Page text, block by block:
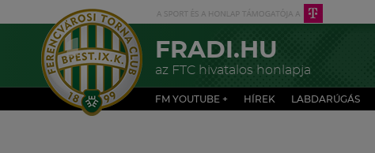
FRADI.HU
az FTC hivatalos honlapja
FM YOUTUBE + HÍREK LABDARÚGÁS